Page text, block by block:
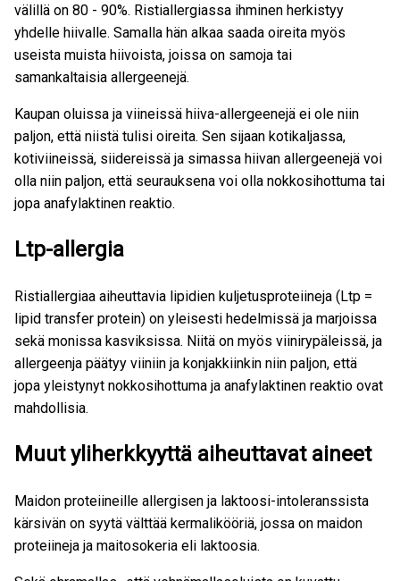
välillä on 80 - 90%. Ristiallergiassa ihminen herkistyy
yhdelle hiivalle. Samalla hän alkaa saada oireita myös
useista muista hiivoista, joissa on samoja tai
samankaltaisia allergeenejä.
Kaupan oluissa ja viineissä hiiva-allergeenejä ei ole niin
paljon, että niistä tulisi oireita. Sen sijaan kotikaljassa,
kotiviineissä, siidereissä ja simassa hiivan allergeenejä voi
olla niin paljon, että seurauksena voi olla nokkosihottuma tai
jopa anafylaktinen reaktio.
Ltp-allergia
Ristiallergiaa aiheuttavia lipidien kuljetusproteiineja (Ltp =
lipid transfer protein) on yleisesti hedelmissä ja marjoissa
sekä monissa kasviksissa. Niitä on myös viinirypäleissä, ja
allergeenja päätyy viiniin ja konjakkiinkin niin paljon, että
jopa yleistynyt nokkosihottuma ja anafylaktinen reaktio ovat
mahdollisia.
Muut yliherkkyyttä aiheuttavat aineet
Maidon proteiineille allergisen ja laktoosi-intoleranssista
kärsivän on syytä välttää kermalikööriä, jossa on maidon
proteiineja ja maitosokeria eli laktoosia.